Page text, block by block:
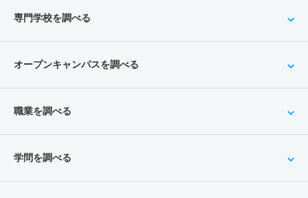
専門学校を調べる
オープンキャンパスを調べる
職業を調べる
学問を調べる